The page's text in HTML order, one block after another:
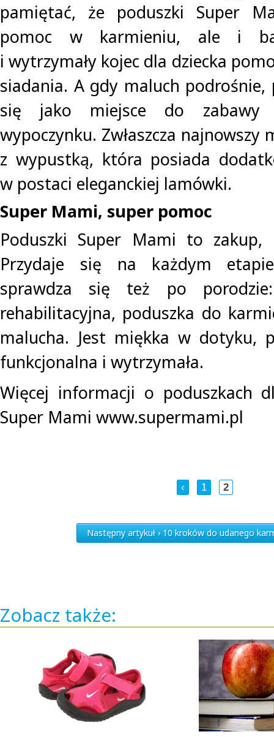
pamiętać, że poduszki Super
pomoc w karmieniu, ale i
i wytrzymały kojec dla dziecka
siadania. A gdy maluch podrośnie,
się jako miejsce do
wypoczynku. Zwłaszcza najnowszy
z wypustką, która posiada
w postaci eleganckiej lamówki.
Super Mami, super pomoc
Poduszki Super Mami to zakup,
Przydaje się na każdym
sprawdza się też po
rehabilitacyjna, poduszka do
malucha. Jest miękka w dotyku,
funkcjonalna i wytrzymała.
Więcej informacji o poduszkach
Super Mami www.supermami.pl
‹ 1 2
Następny artykuł › 10 kroków do udanego
Zobacz także: